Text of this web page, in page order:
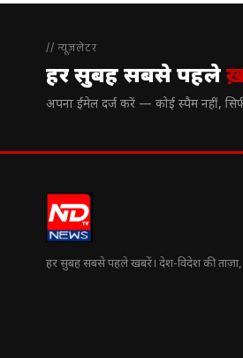
// न्यूज़लेटर
हर सुबह सबसे पहले
अपना ईमेल दर्ज करें — कोई स्पैम नहीं,
हर सुबह सबसे पहले खबरें। देश-विदेश की ताज़ा,